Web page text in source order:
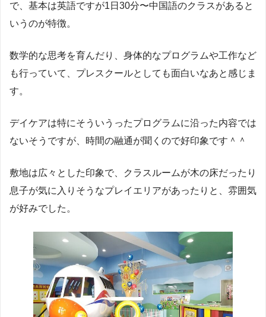
で、基本は英語ですが1日30分〜中国語のクラスがあると
いうのが特徴。
数学的な思考を育んだり、身体的なプログラムや工作など
も行っていて、プレスクールとしても面白いなあと感じま
す。
デイケアは特にそういうったプログラムに沿った内容では
ないそうですが、時間の融通が聞くので好印象です＾＾
敷地は広々とした印象で、クラスルームが木の床だったり
息子が気に入りそうなプレイエリアがあったりと、雰囲気
が好みでした。